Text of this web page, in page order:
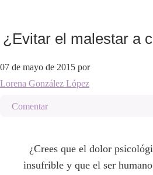
¿Evitar el malestar a
07 de mayo de 2015 por
Lorena González López
Comentar
¿Crees que el dolor
insufrible y que el ser